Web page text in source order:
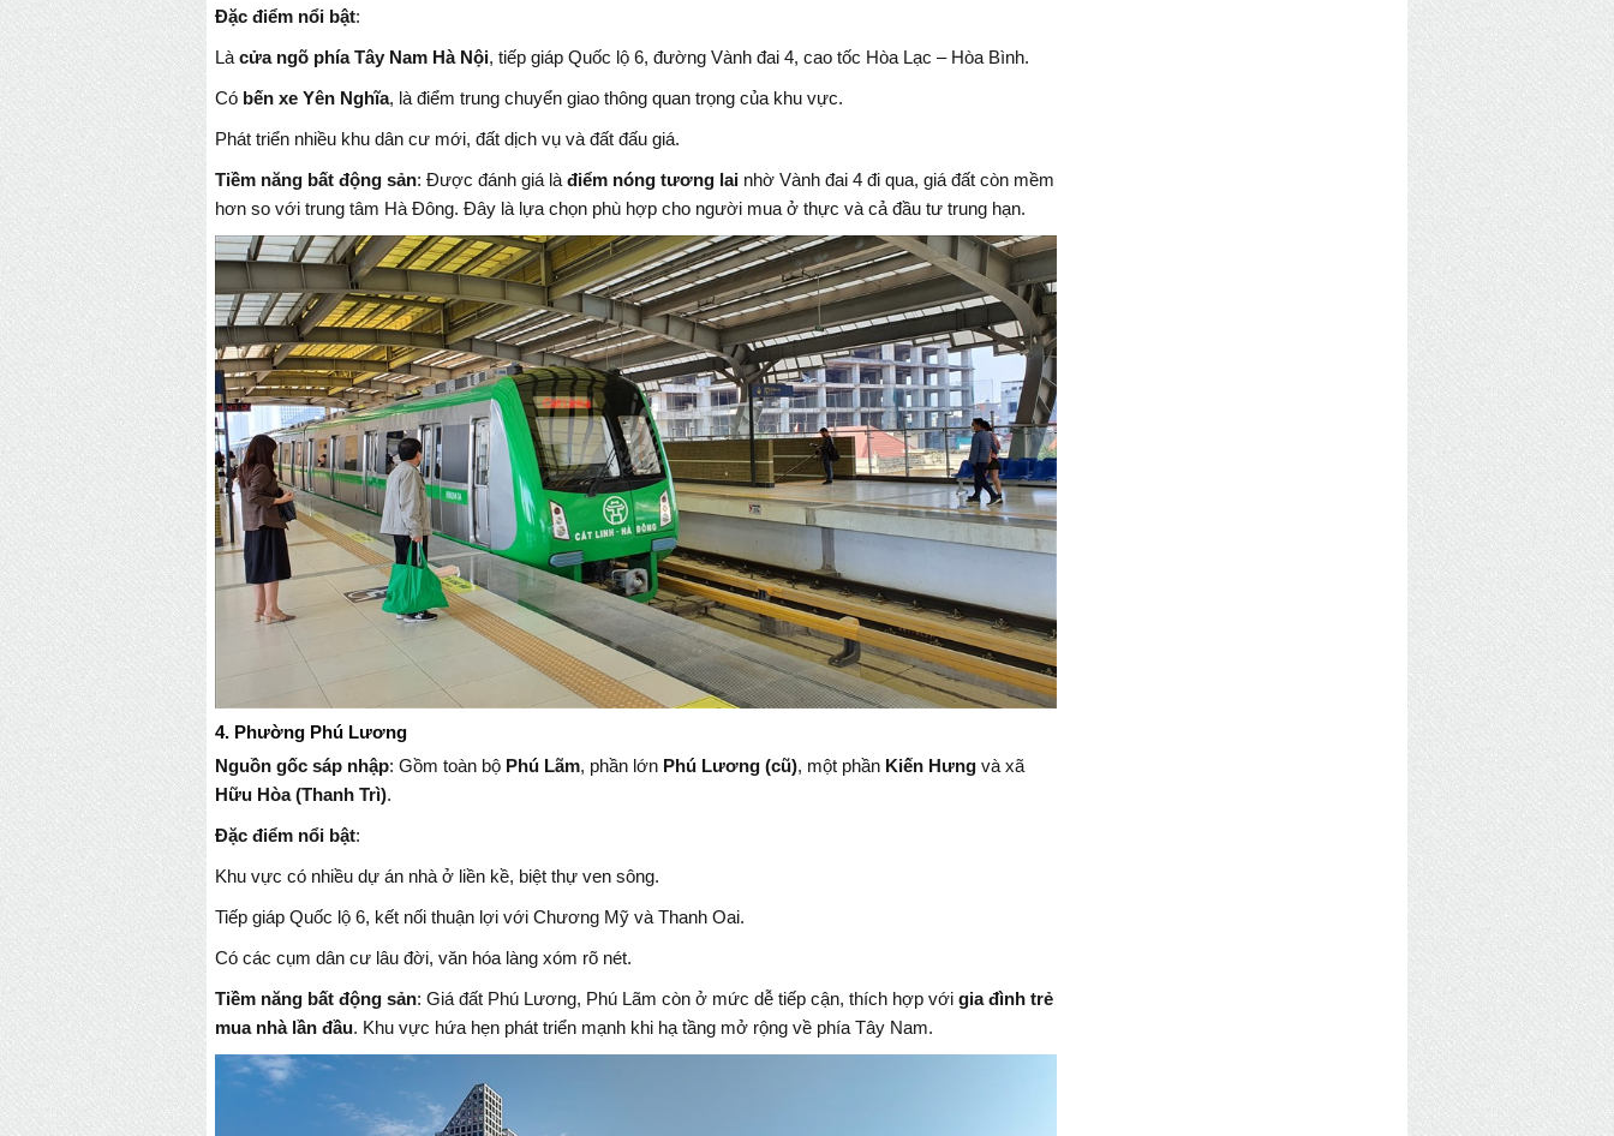
Đặc điểm nổi bật:
Là cửa ngõ phía Tây Nam Hà Nội, tiếp giáp Quốc lộ 6, đường Vành đai 4, cao tốc Hòa Lạc – Hòa Bình.
Có bến xe Yên Nghĩa, là điểm trung chuyển giao thông quan trọng của khu vực.
Phát triển nhiều khu dân cư mới, đất dịch vụ và đất đấu giá.
Tiềm năng bất động sản: Được đánh giá là điểm nóng tương lai nhờ Vành đai 4 đi qua, giá đất còn mềm
hơn so với trung tâm Hà Đông. Đây là lựa chọn phù hợp cho người mua ở thực và cả đầu tư trung hạn.
4. Phường Phú Lương
Nguồn gốc sáp nhập: Gồm toàn bộ Phú Lãm, phần lớn Phú Lương (cũ), một phần Kiến Hưng và xã
Hữu Hòa (Thanh Trì).
Đặc điểm nổi bật:
Khu vực có nhiều dự án nhà ở liền kề, biệt thự ven sông.
Tiếp giáp Quốc lộ 6, kết nối thuận lợi với Chương Mỹ và Thanh Oai.
Có các cụm dân cư lâu đời, văn hóa làng xóm rõ nét.
Tiềm năng bất động sản: Giá đất Phú Lương, Phú Lãm còn ở mức dễ tiếp cận, thích hợp với gia đình trẻ
mua nhà lần đầu. Khu vực hứa hẹn phát triển mạnh khi hạ tầng mở rộng về phía Tây Nam.